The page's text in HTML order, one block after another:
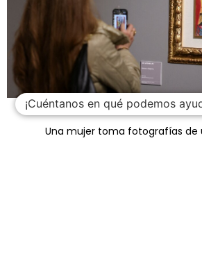
Una mujer toma fotografías de
¡Cuéntanos en qué podemos